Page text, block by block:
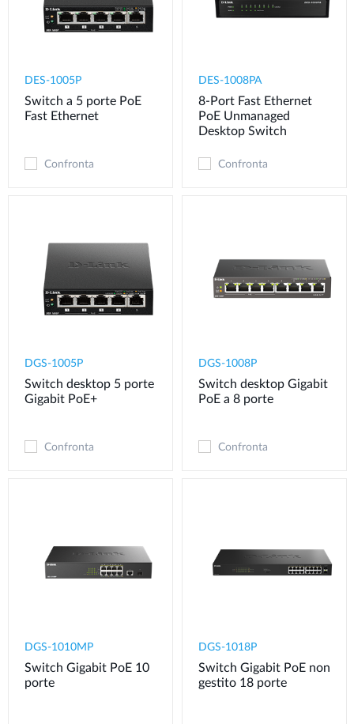
DES-1005P
Switch a 5 porte PoE
Fast Ethernet
Confronta
DES-1008PA
8-Port Fast Ethernet
PoE Unmanaged
Desktop Switch
Confronta
DGS-1005P
Switch desktop 5 porte
Gigabit PoE+
Confronta
DGS-1008P
Switch desktop Gigabit
PoE a 8 porte
Confronta
DGS-1010MP
Switch Gigabit PoE 10
porte
DGS-1018P
Switch Gigabit PoE non
gestito 18 porte